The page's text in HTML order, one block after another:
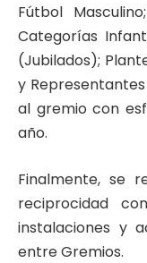
Fútbol
Categorías
(Jubilados);
y
al gremio con
año.
Finalmente, se
reciprocidad
instalaciones y
entre Gremios.